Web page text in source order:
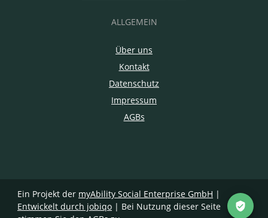
ALLGEMEIN
Über uns
Kontakt
Datenschutz
Impressum
AGBs
Ein Projekt der myAbility Social Enterprise GmbH |
Entwickelt durch jobiqo | Bei Nutzung dieser Seite